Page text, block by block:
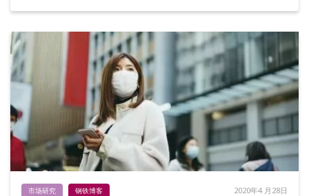
市场研究 钢铁博客 2020年4 月28日